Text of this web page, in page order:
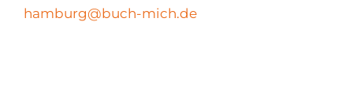
hamburg@buch-mich.de